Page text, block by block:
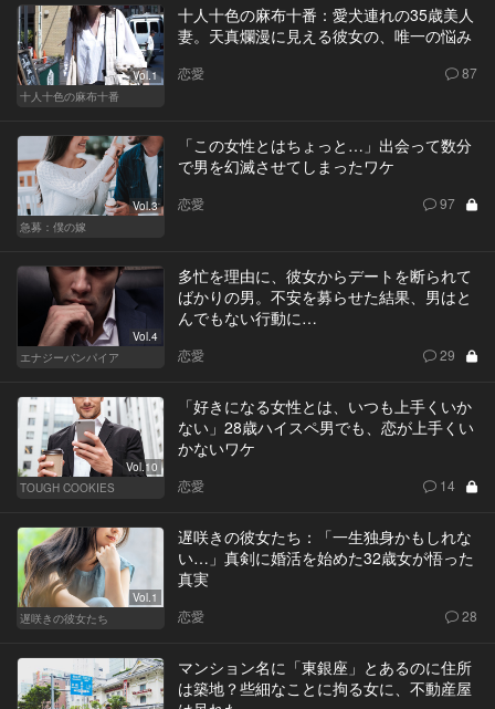
Vol.1
十人十色の麻布十番
十人十色の麻布十番：愛犬連れの35歳美人
妻。天真爛漫に見える彼女の、唯一の悩み
恋愛 87
Vol.3
急募：僕の嫁
「この女性とはちょっと…」出会って数分
で男を幻滅させてしまったワケ
恋愛 97
Vol.4
エナジーバンパイア
多忙を理由に、彼女からデートを断られて
ばかりの男。不安を募らせた結果、男はと
んでもない行動に…
恋愛 29
Vol.10
TOUGH COOKIES
「好きになる女性とは、いつも上手くいか
ない」28歳ハイスペ男でも、恋が上手くい
かないワケ
恋愛 14
Vol.1
遅咲きの彼女たち
遅咲きの彼女たち：「一生独身かもしれな
い…」真剣に婚活を始めた32歳女が悟った
真実
恋愛 28
マンション名に「東銀座」とあるのに住所
は築地？些細なことに拘る女に、不動産屋